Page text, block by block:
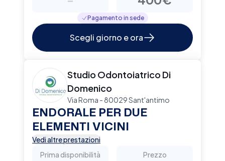
Pagamento in sede
Scegli giorno e ora
Studio Odontoiatrico Di
Domenico
Via Roma - 80029 Sant'antimo
ENDORALE PER DUE
ELEMENTI VICINI
Vedi altre prestazioni
Prima disponibilità
Prezzo